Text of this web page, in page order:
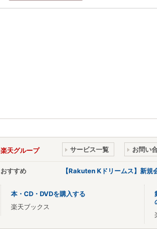
楽天グループ サービス一覧 お問い
おすすめ 【Rakuten Kドリームス】新規
本・CD・DVDを購入する
楽天ブックス